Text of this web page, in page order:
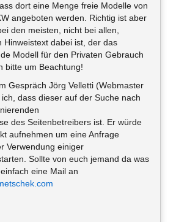
dort eine Menge freie Modelle von
angeboten werden. Richtig ist aber
den meisten, nicht bei allen,
Hinweistext dabei ist, der das
Modell für den Privaten Gebrauch
bitte um Beachtung!
Gespräch Jörg Velletti (Webmaster
dass dieser auf der Suche nach
des Seitenbetreibers ist. Er würde
aufnehmen um eine Anfrage
Verwendung einiger
Sollte von euch jemand da was
eine Mail an